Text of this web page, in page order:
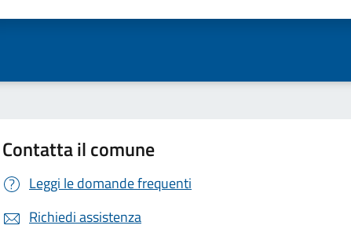
Contatta il comune
Leggi le domande frequenti
Richiedi assistenza